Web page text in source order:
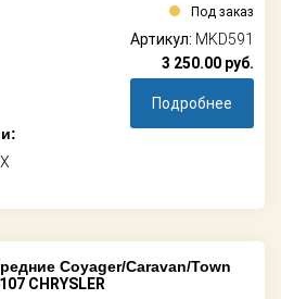
Под заказ
Артикул: MKD591
3 250.00 руб.
Подробнее
Coyager/Caravan/Town
CHRYSLER